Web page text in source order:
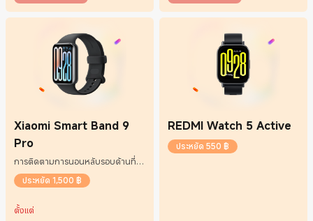
Xiaomi Smart Band 9
Pro
การติดตามการนอนหลับรอบด้านที่
อัปเกรดใหม่*
ประหยัด 1,500 ฿
ตั้งแต่
REDMI Watch 5 Active
ประหยัด 550 ฿